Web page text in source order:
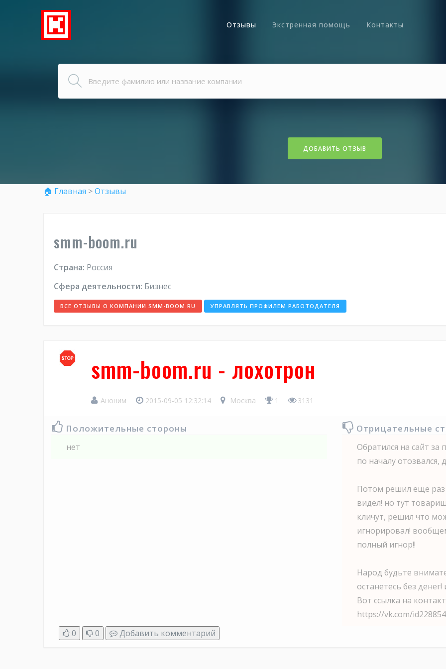
Отзывы Экстренная помощь Контакты
ДОБАВИТЬ ОТЗЫВ
🏠 Главная >Отзывы
smm-boom.ru
Страна: Россия
Сфера деятельности: Бизнес
ВСЕ ОТЗЫВЫ О КОМПАНИИ SMM-BOOM.RU УПРАВЛЯТЬ ПРОФИЛЕМ РАБОТОДАТЕЛЯ
smm-boom.ru - лохотрон
Аноним 2015-09-05 12:32:14 Москва 1 3131
Положительные стороны
нет
Отрицательные
Обратился на сайт
по началу
Потом решил еще раз
видел! но тут
кличут, решил что
игнорировал!
полный игнор!!
Народ будьте
останетесь без денег!
Вот ссылка на
https://vk.сom/
0
0 Добавить комментарий